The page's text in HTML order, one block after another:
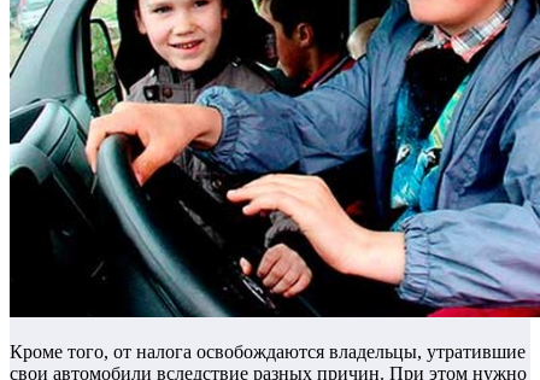
Кроме того, от налога освобождаются владельцы, утратившие
свои автомобили вследствие разных причин. При этом нужно